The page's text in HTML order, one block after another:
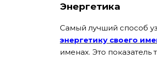
Энергетика
Самый лучший способ
энергетику своего
именах. Это